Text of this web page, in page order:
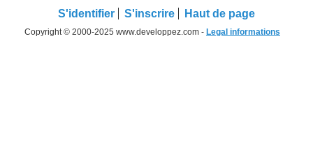
S'identifier S'inscrire Haut de page
Copyright © 2000-2025 www.developpez.com - Legal informations